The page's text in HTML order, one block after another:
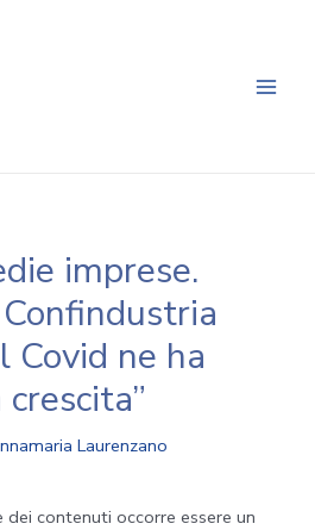
imprese.
Covid ne ha
Laurenzano
dei contenuti occorre essere un